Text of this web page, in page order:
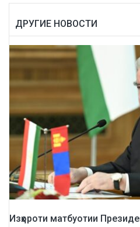
ДРУГИЕ НОВОСТИ
Изҳороти матбуотии